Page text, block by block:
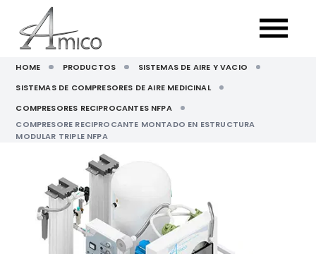
HOME PRODUCTOS
SISTEMAS DE AIRE Y VACIO
SISTEMAS DE COMPRESORES DE AIRE MEDICINAL
COMPRESORES RECIPROCANTES NFPA
COMPRESORE RECIPROCANTE MONTADO EN ESTRUCTURA
MODULAR TRIPLE NFPA